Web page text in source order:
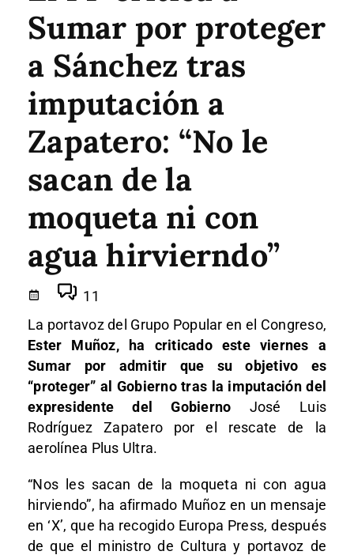
Sumar por proteger
a Sánchez tras
imputación a
Zapatero: “No le
sacan de la
moqueta ni con
agua hirvierndo”
11
La portavoz del Grupo Popular en el Congreso,
Ester Muñoz, ha criticado este viernes a
Sumar por admitir que su objetivo es
“proteger” al Gobierno tras la imputación del
expresidente del Gobierno José Luis
Rodríguez Zapatero por el rescate de la
aerolínea Plus Ultra.
“Nos les sacan de la moqueta ni con agua
hirviendo”, ha afirmado Muñoz en un mensaje
en ‘X’, que ha recogido Europa Press, después
de que el ministro de Cultura y portavoz de